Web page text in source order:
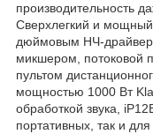
производительность
Сверхлегкий и
дюймовым НЧ-
микшером, потоковой
пультом
мощностью 1000 Вт
обработкой звука,
портативных, так и